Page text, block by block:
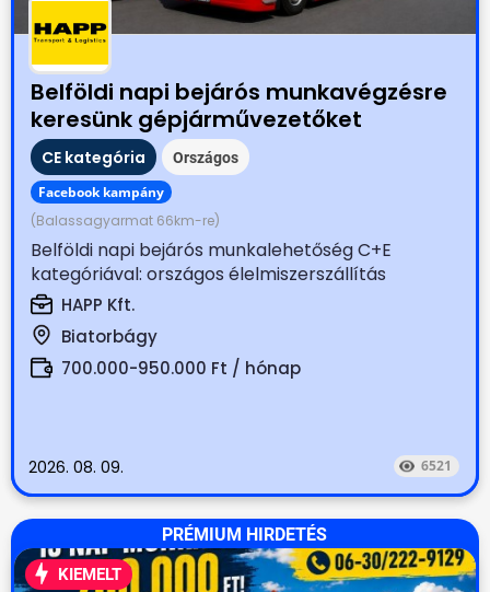
Belföldi napi bejárós munkavégzésre
keresünk gépjárművezetőket
CE kategória Országos
Facebook kampány
(Balassagyarmat 66km-re)
Belföldi napi bejárós munkalehetőség C+E
kategóriával: országos élelmiszerszállítás
Biatorbágyi...
HAPP Kft.
Biatorbágy
700.000-950.000 Ft / hónap
2026. 08. 09. 6521
PRÉMIUM HIRDETÉS
KIEMELT